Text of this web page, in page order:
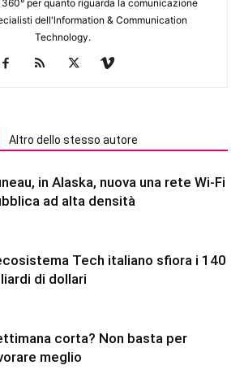
per quanto riguarda la comunicazione
dell'lnformation & Communication
Technology.
Altro dello stesso autore
in Alaska, nuova una rete Wi-Fi
ad alta densità
Tech italiano sfiora i 140
di dollari
corta? Non basta per
meglio